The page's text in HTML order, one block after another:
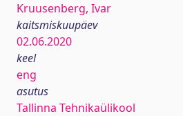
Kruusenberg, Ivar
kaitsmiskuupäev
02.06.2020
keel
eng
asutus
Tallinna Tehnikaülikool